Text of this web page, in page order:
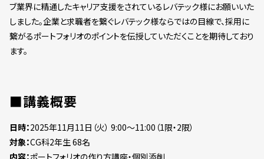
ブ業界に精通したキャリア支援をされているレバテック様にお願いいた
しました。企業と求職者を繋ぐレバテック様ならではの目線で、採用に
繋がるポートフォリオのポイントを伝授していただくことを期待しており
ます。
■講義概要
日時：2025年11月11日（火） 9:00～11:00（1限・2限）
対象：CG科2年生 68名